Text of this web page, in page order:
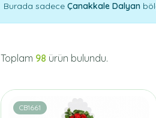
Burada sadece Çanakkale Dalyan
Toplam 98 ürün bulundu.
CB1661